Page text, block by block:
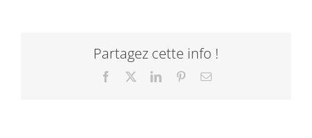
Partagez cette info !
Facebook LinkedInPinterestEmail